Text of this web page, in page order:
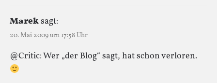
Mareksagt:
20. Mai 2009 um 17:58 Uhr
@Critic: Wer „der Blog“ sagt, hat schon verloren.